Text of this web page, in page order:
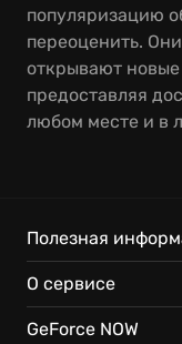
популяризацию
переоценить.
открывают
предоставляя
любом месте и в
Полезная
О сервисе
GeForce NOW